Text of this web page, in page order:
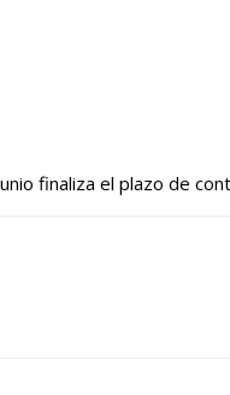
finaliza el plazo de